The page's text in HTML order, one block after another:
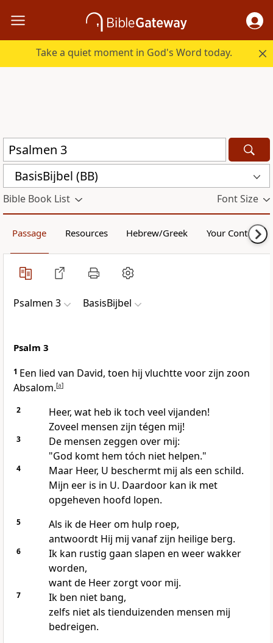
Take a quiet moment in God's Word today.
BasisBijbel (BB)
Bible Book List Font Size
Passage Resources Hebrew/Greek Your Content
Psalmen 3 BasisBijbel
Psalm 3
1 Een lied van David, toen hij vluchtte voor zijn zoon
Absalom.[a]
2
Heer, wat heb ik toch veel vijanden!
Zoveel mensen zijn tégen mij!
3
De mensen zeggen over mij:
"God komt hem tóch niet helpen."
4
Maar Heer, U beschermt mij als een schild.
Mijn eer is in U. Daardoor kan ik met
opgeheven hoofd lopen.
5
Als ik de Heer om hulp roep,
antwoordt Hij mij vanaf zijn heilige berg.
6
Ik kan rustig gaan slapen en weer wakker
worden,
want de Heer zorgt voor mij.
7
Ik ben niet bang,
zelfs niet als tienduizenden mensen mij
bedreigen.